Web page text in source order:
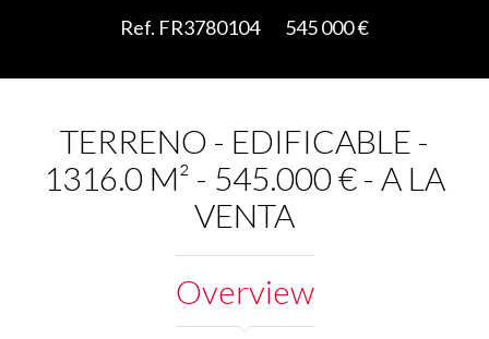
Ref. FR3780104 545 000 €
TERRENO - EDIFICABLE -
1316.0 M² - 545.000 € - A LA
VENTA
Overview